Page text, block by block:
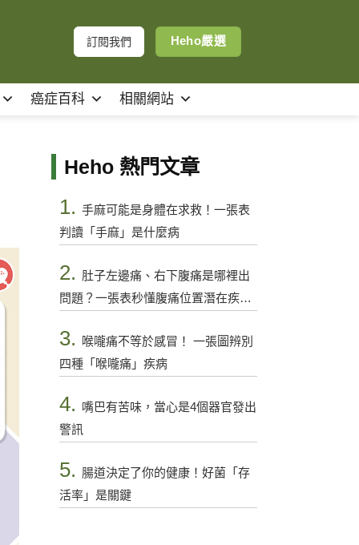
訂閱我們 Heho嚴選
癌症百科 相關網站
Heho 熱門文章
1. 手麻可能是身體在求救！一張表
判讀「手麻」是什麼病
2. 肚子左邊痛、右下腹痛是哪裡出
問題？一張表秒懂腹痛位置潛在疾病
3.
喉嚨痛不等於感冒！ 一張圖辨別
四種「喉嚨痛」疾病
4. 嘴巴有苦味，當心是4個器官發出
警訊
5. 腸道決定了你的健康！好菌「存
活率」是關鍵